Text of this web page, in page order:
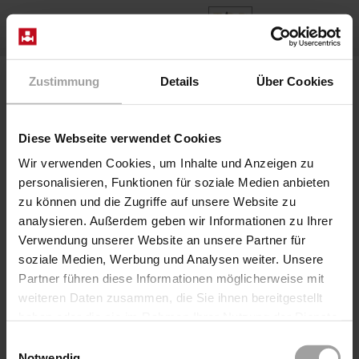
Zustimmung Details Über Cookies
Diese Webseite verwendet Cookies
Wir verwenden Cookies, um Inhalte und Anzeigen zu
personalisieren, Funktionen für soziale Medien anbieten
zu können und die Zugriffe auf unsere Website zu
analysieren. Außerdem geben wir Informationen zu Ihrer
Verwendung unserer Website an unsere Partner für
soziale Medien, Werbung und Analysen weiter. Unsere
Partner führen diese Informationen möglicherweise mit
weiteren Daten zusammen, die Sie ihnen bereitgestellt
FR